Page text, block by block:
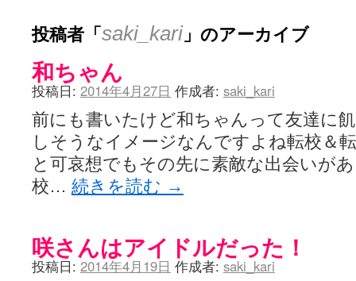
投稿者「saki_kari」のアーカイブ
和ちゃん
投稿日: 2014年4月27日 作成者: saki_kari
前にも書いたけど和ちゃんって友達に
しそうなイメージなんですよね転校＆
と可哀想でもその先に素敵な出会いが
校… 続きを読む →
咲さんはアイドルだった！
投稿日: 2014年4月19日 作成者: saki_kari